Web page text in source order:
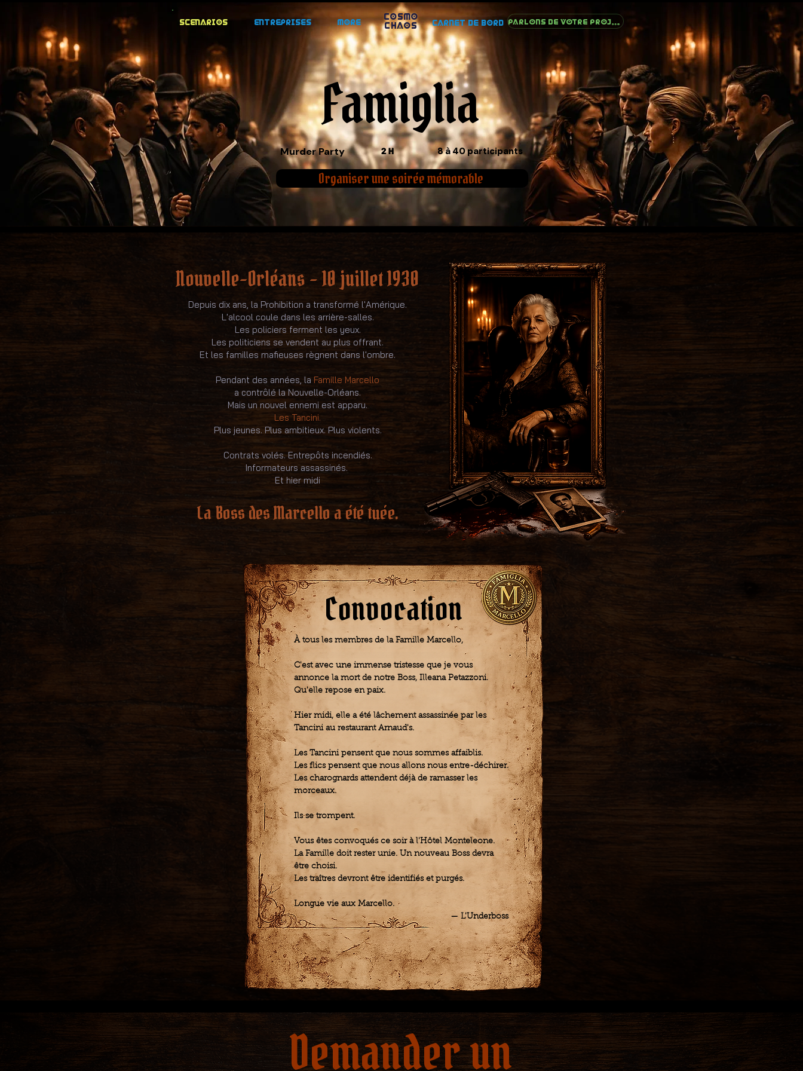
Scenarios Entreprises More
COSMO
CHAOS
Carnet de Bord PARLONS DE VOTRE PROJET
Famiglia
Murder Party 2 H 8 à 40participants
Organiser une soirée mémorable
Nouvelle-Orléans – 10 juillet 1930
Depuis dix ans, la Prohibition a transformé l'Amérique.
L'alcool coule dans les arrière-salles.
Les policiers ferment les yeux.
Les politiciens se vendent au plus offrant.
Et les familles mafieuses règnent dans l'ombre.
Pendant des années, la Famille Marcello
a contrôlé la Nouvelle-Orléans.
Mais un nouvel ennemi est apparu.
Les Tancini.
Plus jeunes. Plus ambitieux. Plus violents.
Contrats volés. Entrepôts incendiés.
Informateurs assassinés.
Et hier midi
La Boss des Marcello a été tuée.
À tous les membres de la Famille Marcello,
C'est avec une immense tristesse que je vous
annonce la mort de notre Boss, Illeana Petazzoni.
Qu'elle repose en paix.
Hier midi, elle a été lâchement assassinée par les
Tancini au restaurant Arnaud's.
Les Tancini pensent que nous sommes affaiblis.
Les flics pensent que nous allons nous entre-déchirer.
Les charognards attendent déjà de ramasser les
morceaux.
Ils se trompent.
Vous êtes convoqués ce soir à l'Hôtel Monteleone.
La Famille doit rester unie. Un nouveau Boss devra
être choisi.
Les traîtres devront être identifiés et purgés.
Longue vie aux Marcello.
— L'Underboss
Convocation
Demander un